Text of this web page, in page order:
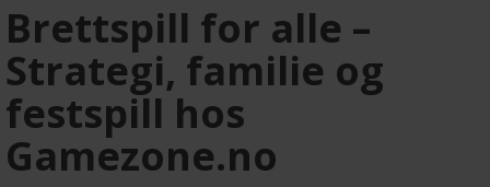
Brettspill for alle –
Strategi, familie og
festspill hos
Gamezone.no